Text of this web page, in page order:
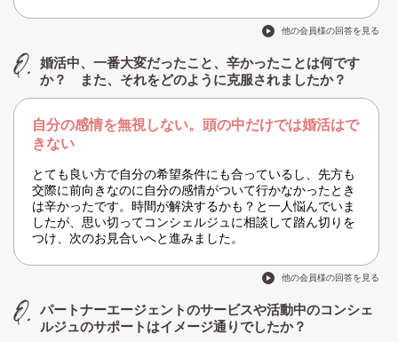
他の会員様の回答を見る
婚活中、一番大変だったこと、辛かったことは何です
か？ また、それをどのように克服されましたか？
自分の感情を無視しない。頭の中だけでは婚活はで
きない
とても良い方で自分の希望条件にも合っているし、先方も
交際に前向きなのに自分の感情がついて行かなかったとき
は辛かったです。時間が解決するかも？と一人悩んでいま
したが、思い切ってコンシェルジュに相談して踏ん切りを
つけ、次のお見合いへと進みました。
他の会員様の回答を見る
パートナーエージェントのサービスや活動中のコンシェ
ルジュのサポートはイメージ通りでしたか？